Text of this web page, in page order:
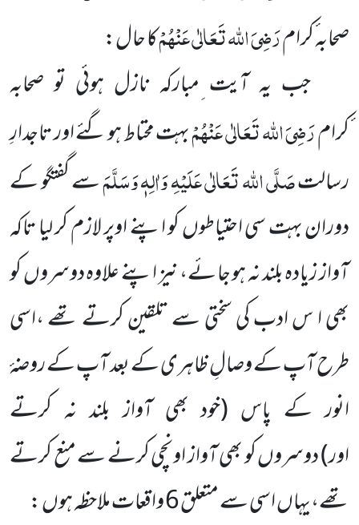
صحابہ ٔکرامرَضِیَ اللہ تَعَالٰی عَنْہُمْکا حال:
جب یہ آیت ِمبارکہ نازل ہوئی تو صحابہ
ٔکرامرَضِیَ اللہ تَعَالٰی عَنْہُمْبہت محتاط ہو گئے اور تاجدارِ
رسالتصَلَّی اللہ تَعَالٰی عَلَیْہِ وَاٰلِہٖ وَسَلَّمَسے گفتگو کے
دوران بہت سی احتیاطوں کو اپنے اوپر لازم کر لیا تاکہ
آواز زیادہ بلند نہ ہو جائے، نیز اپنے علاوہ دوسروں کو
بھی ا س ادب کی سختی سے تلقین کرتے تھے ،اسی
طرح آپ کے وصالِ ظاہری کے بعد آپ کے روضۂ
انور کے پاس (خود بھی آواز بلند نہ کرتے
اور)دوسروں کو بھی آواز اونچی کرنے سے منع کرتے
تھے،یہاں اسی سے متعلق 6 واقعات ملاحظہ ہوں :